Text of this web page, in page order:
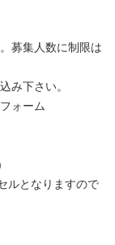
募集人数に制限は
み下さい。
ォーム
ルとなりますので